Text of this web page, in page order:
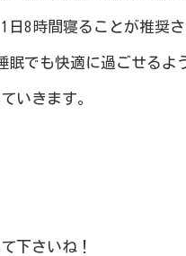
日8時間寝ることが推奨
眠でも快適に過ごせるよ
いきます。
下さいね！